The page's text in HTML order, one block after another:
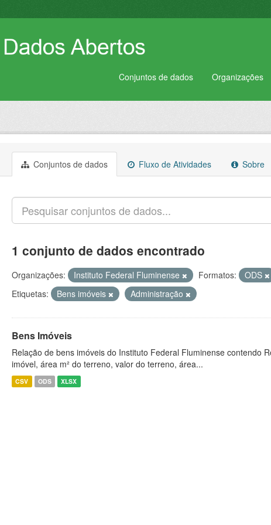
Conjuntos de dados Organizações
Conjuntos de dados Fluxo de Atividades Sobre
1 conjunto de dados encontrado
Organizações: Instituto Federal Fluminense Formatos:
ODS
Etiquetas:
Bens imóveis Administração
Bens Imóveis
Relação de bens imóveis do Instituto Federal Fluminense contendo
imóvel, área m² do terreno, valor do terreno, área...
CSV ODS XLSX